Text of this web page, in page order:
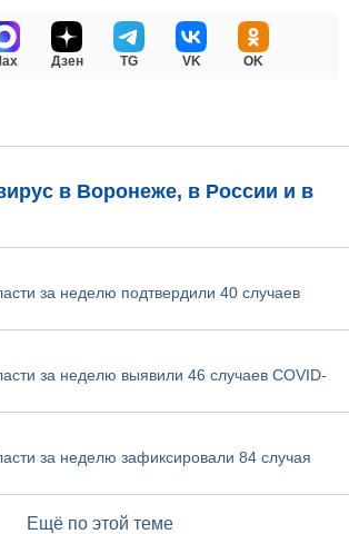
Дзен TG VK OK
в Воронеже, в России и в
за неделю подтвердили 40 случаев
за неделю выявили 46 случаев COVID-
за неделю зафиксировали 84 случая
Ещё по этой теме